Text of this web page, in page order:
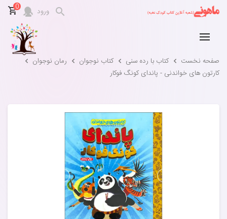
ورود 0
صفحه نخست کتاب با رده سنی کتاب نوجوان
رمان نوجوان
کارتون های خواندنی - پاندای کونگ فوکار